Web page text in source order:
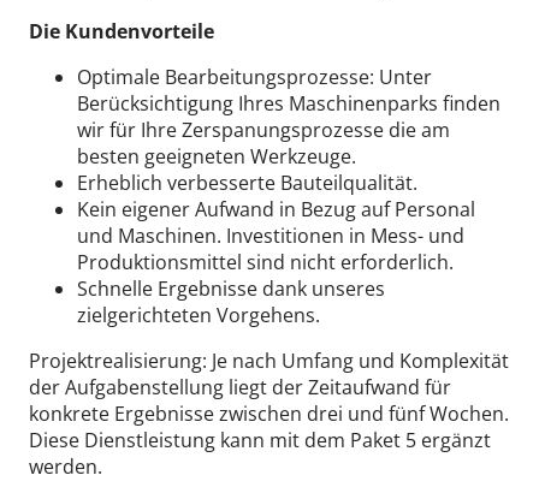
Die Kundenvorteile
Optimale Bearbeitungsprozesse: Unter
Berücksichtigung Ihres Maschinenparks finden
wir für Ihre Zerspanungsprozesse die am
besten geeigneten Werkzeuge.
Erheblich verbesserte Bauteilqualität.
Kein eigener Aufwand in Bezug auf Personal
und Maschinen. Investitionen in Mess- und
Produktionsmittel sind nicht erforderlich.
Schnelle Ergebnisse dank unseres
zielgerichteten Vorgehens.
Projektrealisierung: Je nach Umfang und Komplexität
der Aufgabenstellung liegt der Zeitaufwand für
konkrete Ergebnisse zwischen drei und fünf Wochen.
Diese Dienstleistung kann mit dem Paket 5 ergänzt
werden.